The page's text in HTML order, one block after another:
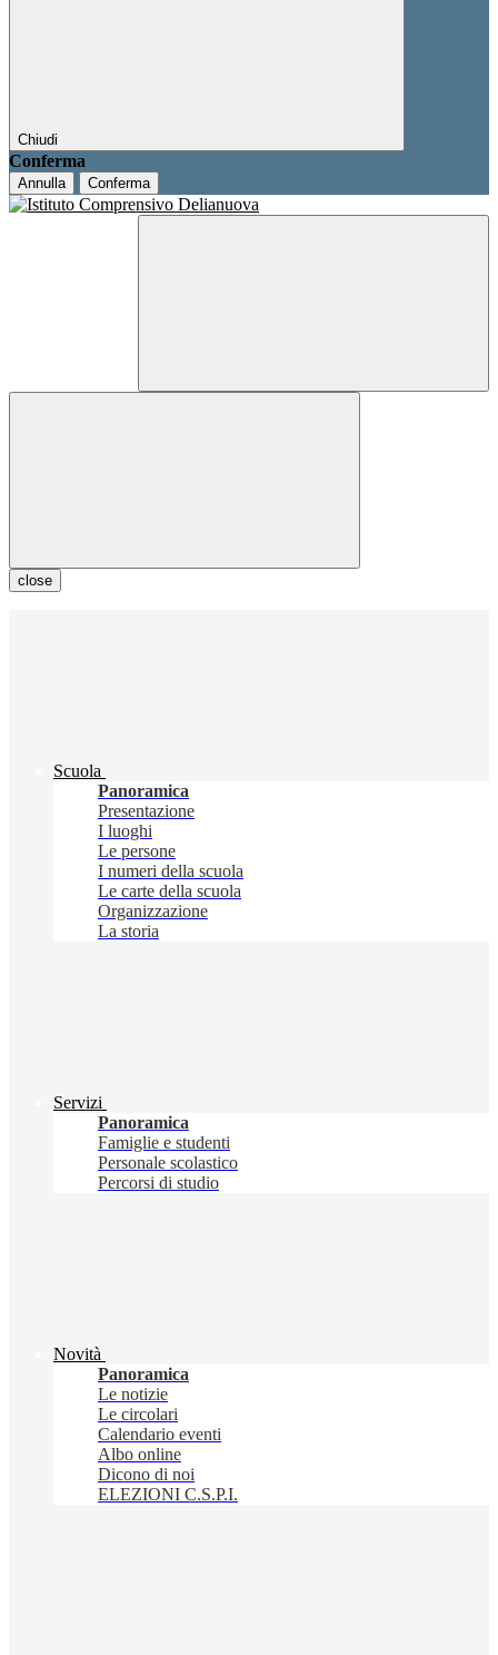
Chiudi
Conferma
Annulla Conferma
close
Scuola
Panoramica
Presentazione
I luoghi
Le persone
I numeri della scuola
Le carte della scuola
Organizzazione
La storia
Servizi
Panoramica
Famiglie e studenti
Personale scolastico
Percorsi di studio
Novità
Panoramica
Le notizie
Le circolari
Calendario eventi
Albo online
Dicono di noi
ELEZIONI C.S.P.I.